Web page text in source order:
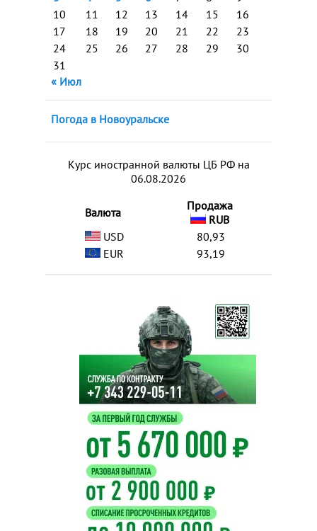
10
11 12 13 14 15
16
17
18 19 20 21 22
23
24
25 26 27 28 29
30
31
« Июл
Погода в Новоуральске
Курс иностранной валюты ЦБ РФ на
06.08.2026
Валюта
Продажа
RUB
USD
80,93
EUR
93,19